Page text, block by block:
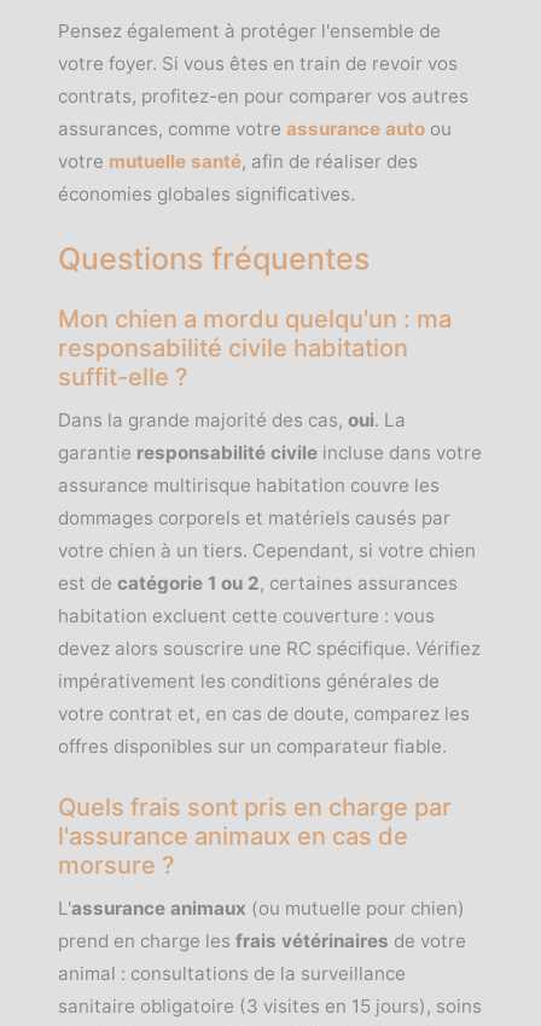
Pensez également à protéger l'ensemble de
votre foyer. Si vous êtes en train de revoir vos
contrats, profitez-en pour comparer vos autres
assurances, comme votre assurance auto ou
votre mutuelle santé, afin de réaliser des
économies globales significatives.
Questions fréquentes
Mon chien a mordu quelqu'un : ma
responsabilité civile habitation
suffit-elle ?
Dans la grande majorité des cas, oui. La
garantie responsabilité civile incluse dans votre
assurance multirisque habitation couvre les
dommages corporels et matériels causés par
votre chien à un tiers. Cependant, si votre chien
est de catégorie 1 ou 2, certaines assurances
habitation excluent cette couverture : vous
devez alors souscrire une RC spécifique. Vérifiez
impérativement les conditions générales de
votre contrat et, en cas de doute, comparez les
offres disponibles sur un comparateur fiable.
Quels frais sont pris en charge par
l'assurance animaux en cas de
morsure ?
L'assurance animaux (ou mutuelle pour chien)
prend en charge les frais vétérinaires de votre
animal : consultations de la surveillance
sanitaire obligatoire (3 visites en 15 jours), soins